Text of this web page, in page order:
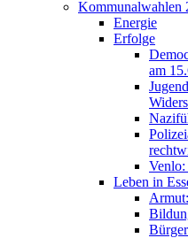
Kommunalwahlen
Energie
Erfolge
am
Leben in